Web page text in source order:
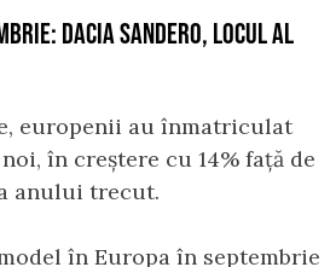
DACIA SANDERO, LOCUL AL
europenii au înmatriculat
în creștere cu 14% față de
anului trecut.
în Europa în septembrie